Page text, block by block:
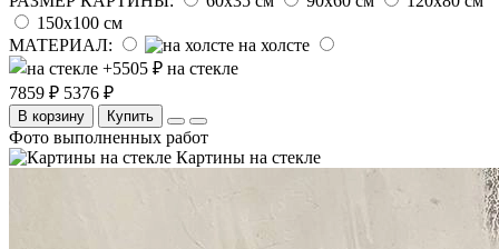
150х100 см
МАТЕРИАЛ:
на холсте
на стекле
7859 ₽ 5376 ₽
В корзину Купить
Фото выполненных работ
Картины на стекле